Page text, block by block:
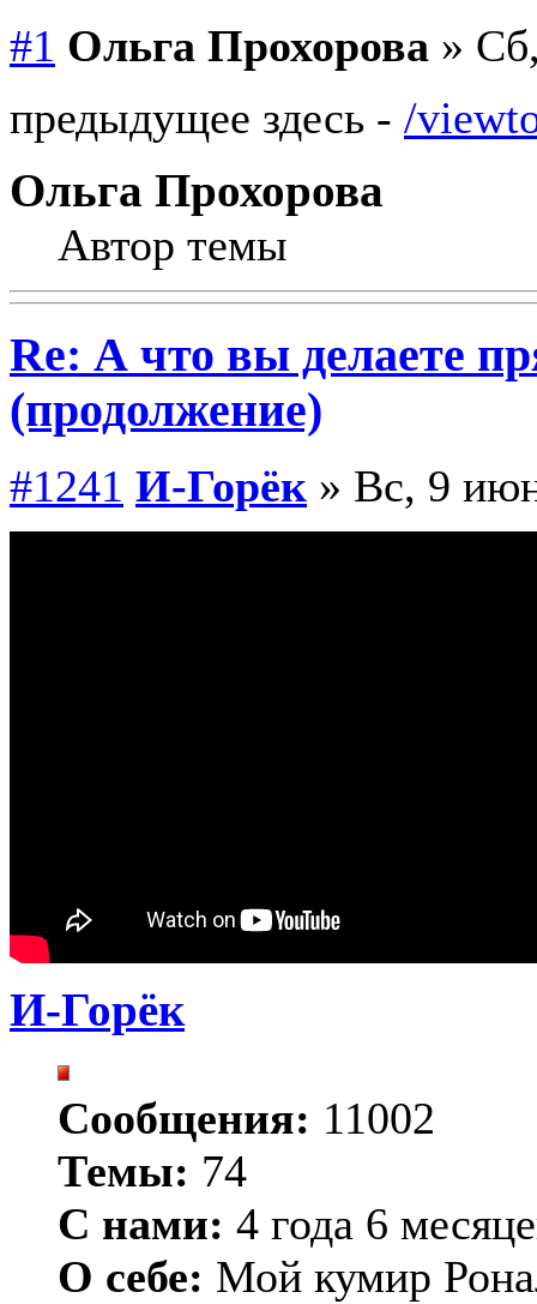
#1 Ольга Прохорова »
предыдущее здесь - /
Ольга Прохорова
Автор темы
Re: А что вы делаете
(продолжение)
#1241 И-Горёк » Вс, 9
И-Горёк
Сообщения: 11002
Темы: 74
С нами: 4 года 6
О себе: Мой кумир